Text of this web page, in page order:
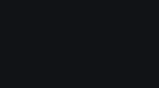
多名现场参与者，来自世界各行各业的 100 多